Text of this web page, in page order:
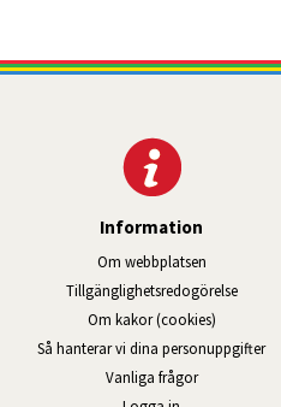
Information
Om webbplatsen
Tillgänglig­hets­redo­görelse
Om kakor (cookies)
Så hanterar vi dina personuppgifter
Vanliga frågor